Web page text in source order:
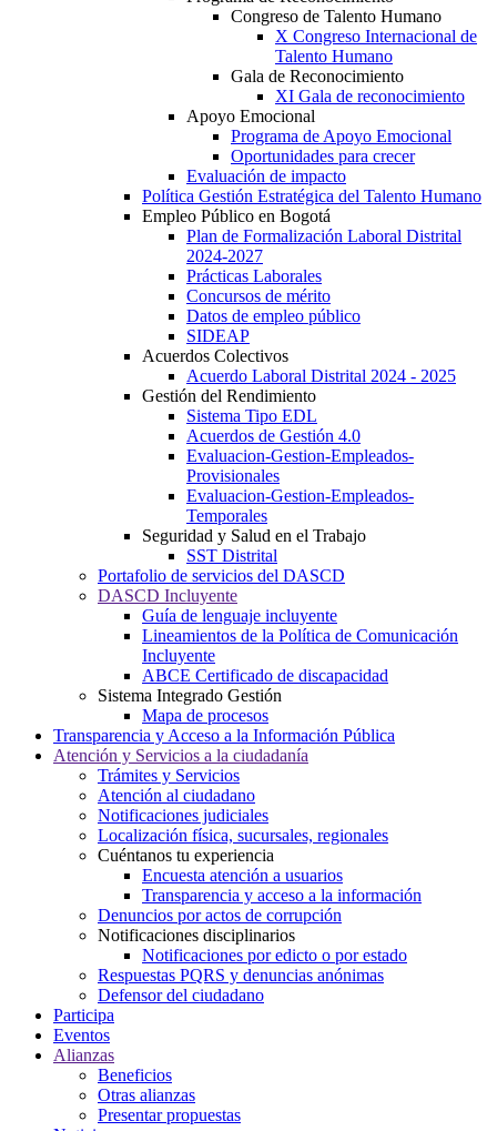
Congreso de Talento Humano
X Congreso Internacional de
Talento Humano
Gala de Reconocimiento
XI Gala de reconocimiento
Apoyo Emocional
Programa de Apoyo Emocional
Oportunidades para crecer
Evaluación de impacto
Política Gestión Estratégica del Talento Humano
Empleo Público en Bogotá
Plan de Formalización Laboral Distrital
2024-2027
Prácticas Laborales
Concursos de mérito
Datos de empleo público
SIDEAP
Acuerdos Colectivos
Acuerdo Laboral Distrital 2024 - 2025
Gestión del Rendimiento
Sistema Tipo EDL
Acuerdos de Gestión 4.0
Evaluacion-Gestion-Empleados-
Provisionales
Evaluacion-Gestion-Empleados-
Temporales
Seguridad y Salud en el Trabajo
SST Distrital
Portafolio de servicios del DASCD
DASCD Incluyente
Guía de lenguaje incluyente
Lineamientos de la Política de Comunicación
Incluyente
ABCE Certificado de discapacidad
Sistema Integrado Gestión
Mapa de procesos
Transparencia y Acceso a la Información Pública
Atención y Servicios a la ciudadanía
Trámites y Servicios
Atención al ciudadano
Notificaciones judiciales
Localización física, sucursales, regionales
Cuéntanos tu experiencia
Encuesta atención a usuarios
Transparencia y acceso a la información
Denuncios por actos de corrupción
Notificaciones disciplinarios
Notificaciones por edicto o por estado
Respuestas PQRS y denuncias anónimas
Defensor del ciudadano
Participa
Eventos
Alianzas
Beneficios
Otras alianzas
Presentar propuestas